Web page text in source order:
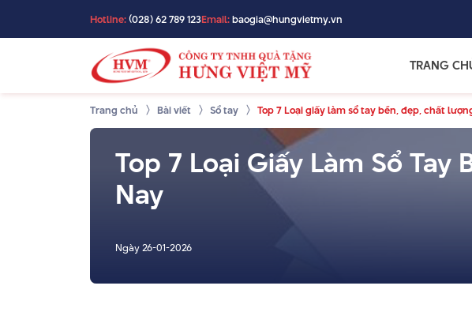
Hotline:(028) 62 789 123Email:baogia@hungvietmy.vn
TRANG
Trang chủ Bài viết Sổ tay Top 7 Loại giấy làm sổ tay bền, đẹp, chất
Top 7 Loại Giấy Làm Sổ
Nay
Ngày26-01-2026